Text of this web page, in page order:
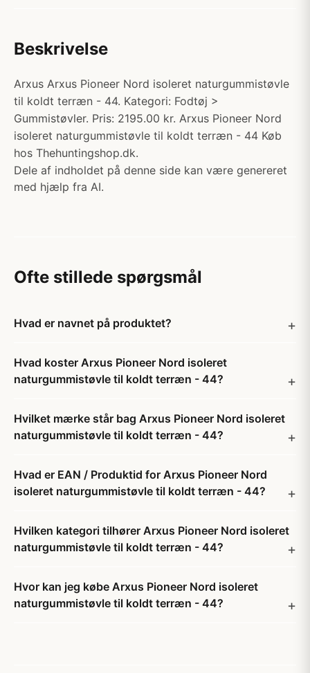
Beskrivelse
Arxus Arxus Pioneer Nord isoleret naturgummistøvle
til koldt terræn - 44. Kategori: Fodtøj >
Gummistøvler. Pris: 2195.00 kr. Arxus Pioneer Nord
isoleret naturgummistøvle til koldt terræn - 44 Køb
hos Thehuntingshop.dk.
Dele af indholdet på denne side kan være genereret
med hjælp fra AI.
Ofte stillede spørgsmål
Hvad er navnet på produktet?
Hvad koster Arxus Pioneer Nord isoleret
naturgummistøvle til koldt terræn - 44?
Hvilket mærke står bag Arxus Pioneer Nord isoleret
naturgummistøvle til koldt terræn - 44?
Hvad er EAN / Produktid for Arxus Pioneer Nord
isoleret naturgummistøvle til koldt terræn - 44?
Hvilken kategori tilhører Arxus Pioneer Nord isoleret
naturgummistøvle til koldt terræn - 44?
Hvor kan jeg købe Arxus Pioneer Nord isoleret
naturgummistøvle til koldt terræn - 44?